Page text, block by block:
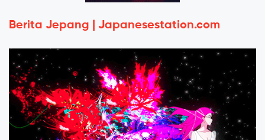
Berita Jepang | Japanesestation.com